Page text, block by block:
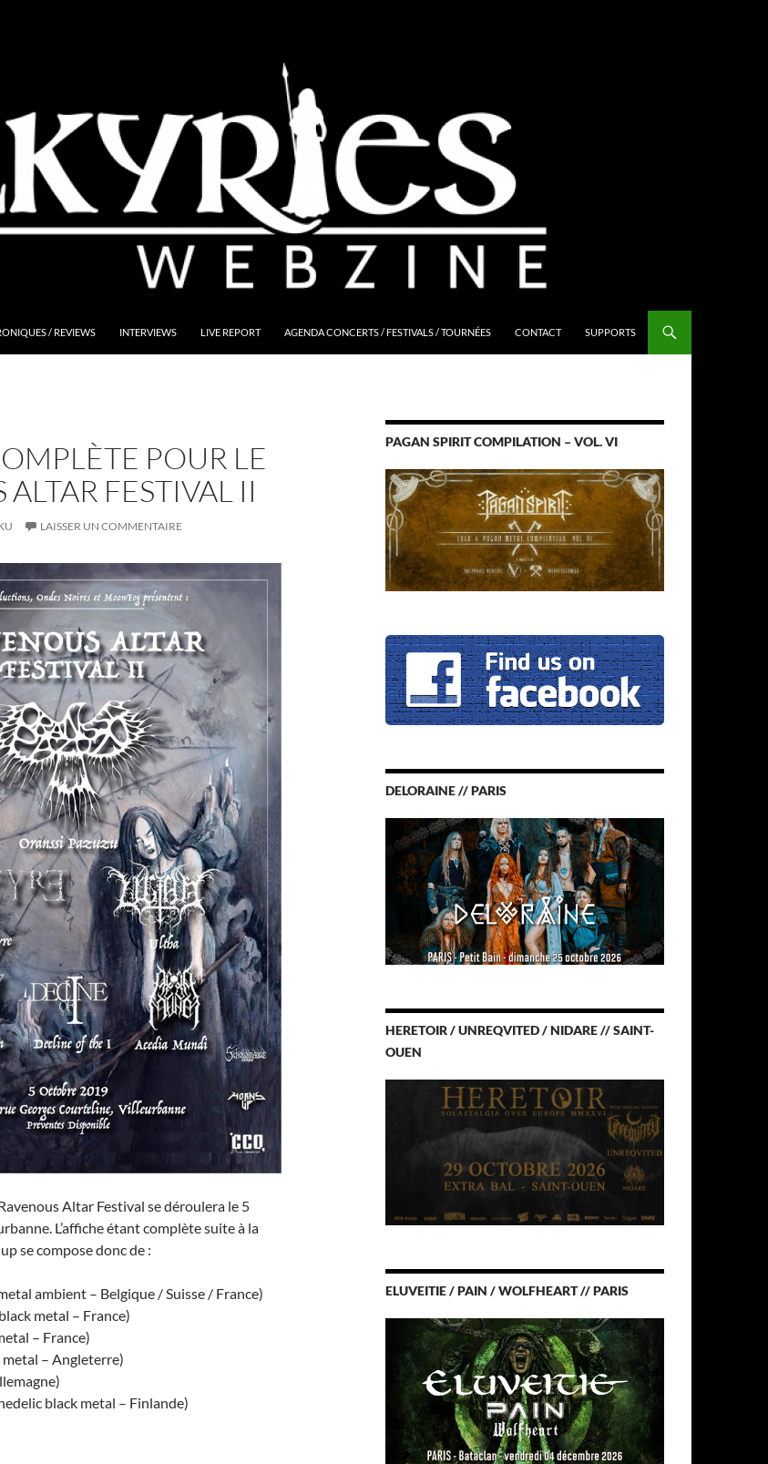
/ REVIEWS INTERVIEWS LIVE REPORT AGENDA CONCERTS / FESTIVALS / TOURNÉES CONTACT SUPPORTS
POUR LE
ALTAR FESTIVAL II
LAISSER UN COMMENTAIRE
Altar Festival se déroulera le 5
L’affiche étant complète suite à la
se compose donc de :
ambient – Belgique / Suisse / France)
metal – France)
– France)
– Angleterre)
black metal – Finlande)
PAGAN SPIRIT COMPILATION – VOL. VI
DELORAINE // PARIS
HERETOIR / UNREQVITED / NIDARE // SAINT-
OUEN
ELUVEITIE / PAIN / WOLFHEART // PARIS